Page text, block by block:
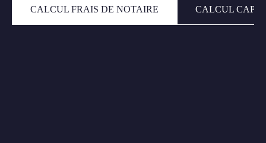
CALCUL FRAIS DE NOTAIRE CALCUL